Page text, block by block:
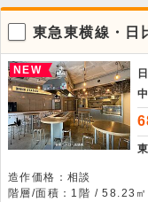
東急東横線・日
1階路面で重飲
浅美内装！
NEW
造作価格：相談
階層/面積：1階 / 58.23